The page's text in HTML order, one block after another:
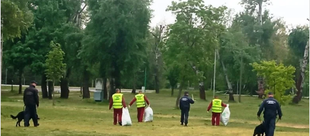
email